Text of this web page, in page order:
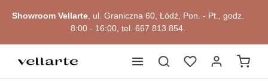
zawartości
Showroom Vellarte , ul. Graniczna 60, Łódź, Pon. - Pt., godz.
8:00 - 16:00, tel. 667 813 854.